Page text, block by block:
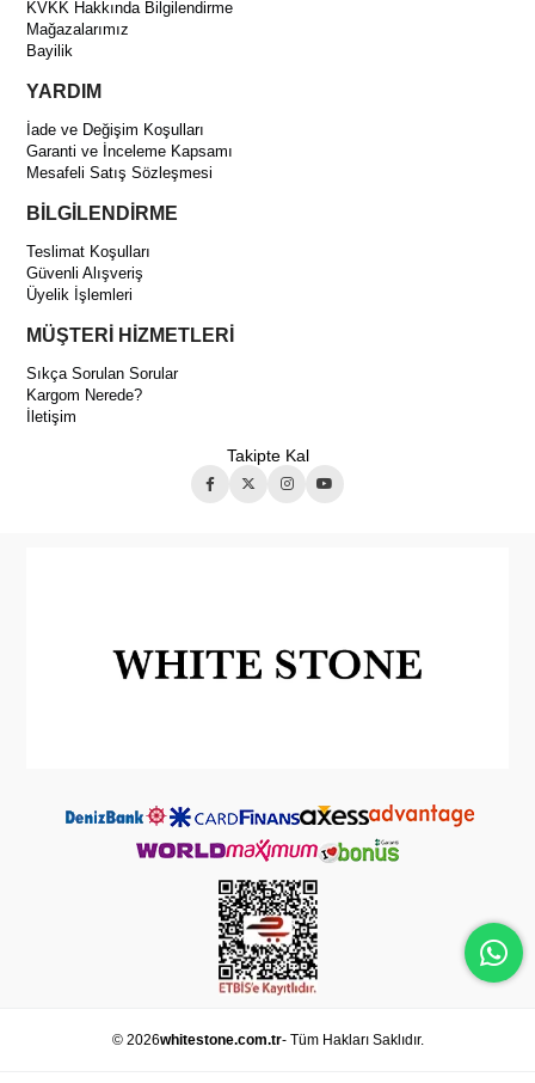
KVKK Hakkında Bilgilendirme
Mağazalarımız
Bayilik
YARDIM
İade ve Değişim Koşulları
Garanti ve İnceleme Kapsamı
Mesafeli Satış Sözleşmesi
BİLGİLENDİRME
Teslimat Koşulları
Güvenli Alışveriş
Üyelik İşlemleri
MÜŞTERİ HİZMETLERİ
Sıkça Sorulan Sorular
Kargom Nerede?
İletişim
Takipte Kal
© 2026whitestone.com.tr- Tüm Hakları Saklıdır.